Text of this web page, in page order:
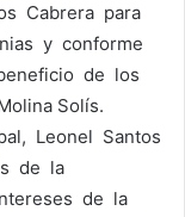
Cabrera para
y conforme
de los
Solís.
Leonel Santos
de la
de la